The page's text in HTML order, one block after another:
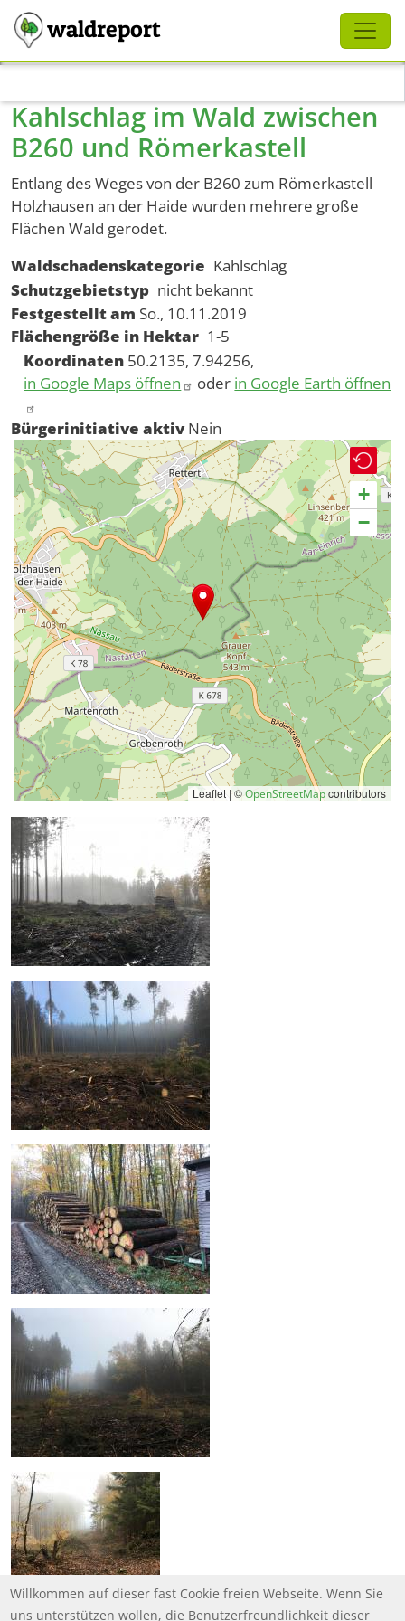
waldreport
Kahlschlag im Wald zwischen
B260 und Römerkastell
Entlang des Weges von der B260 zum Römerkastell
Holzhausen an der Haide wurden mehrere große
Flächen Wald gerodet.
Waldschadenskategorie Kahlschlag
Schutzgebietstyp nicht bekannt
Festgestellt am So., 10.11.2019
Flächengröße in Hektar 1-5
Koordinaten 50.2135, 7.94256,
in Google Maps öffnen
oder in Google Earth öffnen
Bürgerinitiative aktiv Nein
+
−
Leaflet | ©OpenStreetMapcontributors
Schliessen
Willkommen auf dieser fast Cookie freien Webseite. Wenn Sie
uns unterstützen wollen, die Benutzerfreundlichkeit dieser